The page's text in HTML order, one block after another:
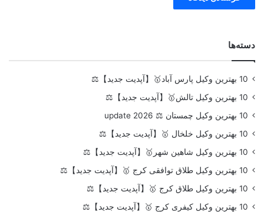
دسته‌ها
10 بهترین وکیل پارس آباد🥇【آپدیت جدید】⚖️
10 بهترین وکیل تالش🥇【آپدیت جدید】⚖️
10 بهترین وکیل چمستان ⚖️ update 2026
10 بهترین وکیل خلخال 🥇【آپدیت جدید】⚖️
10 بهترین وکیل شاهین شهر🥇【آپدیت جدید】⚖️
10 بهترین وکیل طلاق توافقی کرج 🥇【آپدیت جدید】⚖️
10 بهترین وکیل طلاق کرج 🥇【آپدیت جدید】⚖️
10 بهترین وکیل کیفری کرج 🥇【آپدیت جدید】⚖️